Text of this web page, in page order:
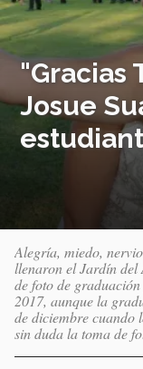
"Gracias
Josue
Alegría, miedo,
llenaron el Jardín del
de foto de
2017, aunque la
de diciembre cuando
sin duda la toma de